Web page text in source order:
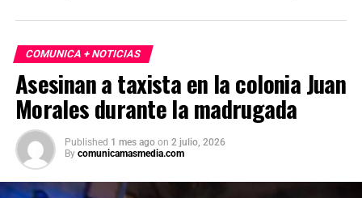
madrugada. Personal de la Fiscalía y del Servicio Médico
Forense realizó el levantamiento del cuerpo e inició la
carpeta de investigación correspondiente para esclarecer
este homicidio.
COMUNICA + NOTICIAS
Asesinan a taxista en la colonia Juan
Morales durante la madrugada
Published 1 mes ago on 2 julio, 2026
By comunicamasmedia.com